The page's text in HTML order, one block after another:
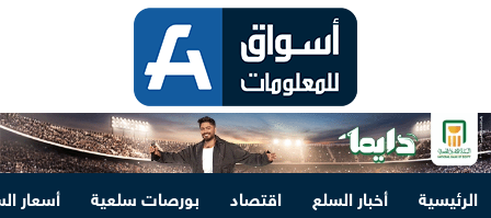
الرئيسية أخبار السلع اقتصاد بورصات سلعية
أسعار